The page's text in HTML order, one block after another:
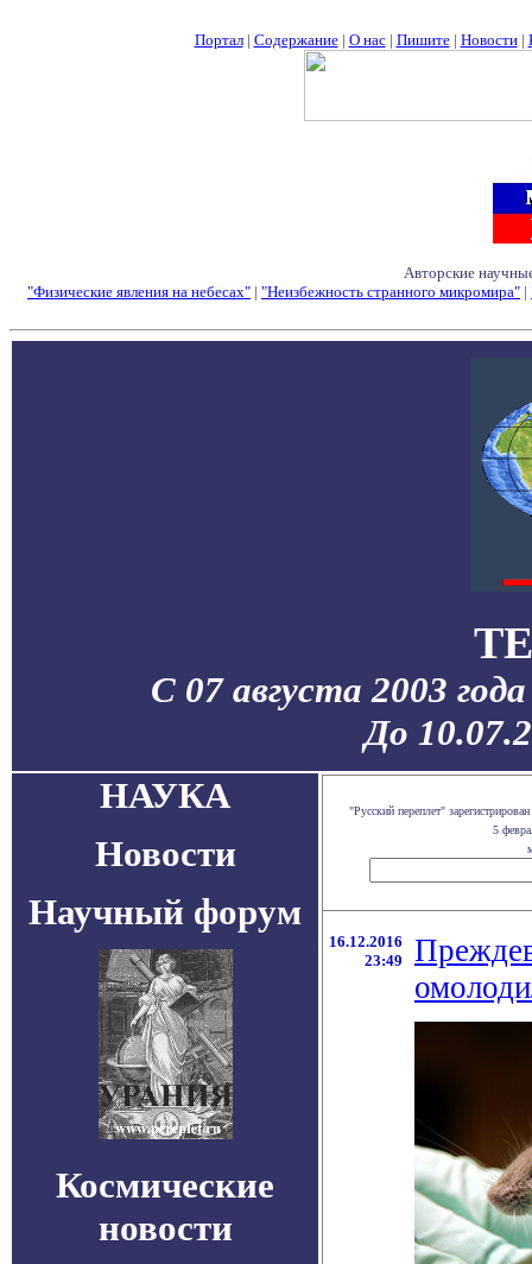
Портал| Содержание| О нас| Пишите| Новости|
Авторские
"Физические явления на небесах" | "Неизбежность странного микромира" |
С 07 августа 2003
До
НАУКА
Новости
Научный форум
Космические
новости
"Русский переплет"
5
16.12.2016
23:49